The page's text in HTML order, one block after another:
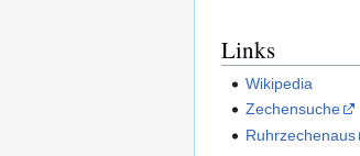
Links
Wikipedia
Zechensuche
Ruhrzechenaus